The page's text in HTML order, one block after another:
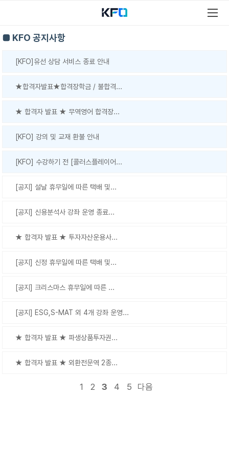
■ KFO 공지사항
[KFO]유선 상담 서비스 종료 안내
★합격자발표★합격장학금 / 불합격...
★ 합격자 발표 ★ 무역영어 합격장...
[KFO] 강의 및 교재 환불 안내
[KFO] 수강하기 전 [콜러스플레이어...
[공지] 설날 휴무일에 따른 택배 및...
[공지] 신용분석사 강좌 운영 종료...
★ 합격자 발표 ★ 투자자산운용사...
[공지] 신정 휴무일에 따른 택배 및...
[공지] 크리스마스 휴무일에 따른 ...
[공지] ESG,S-MAT 외 4개 강좌 운영...
★ 합격자 발표 ★ 파생상품투자권...
★ 합격자 발표 ★ 외환전문역 2종...
1 2 3 4 5 다음